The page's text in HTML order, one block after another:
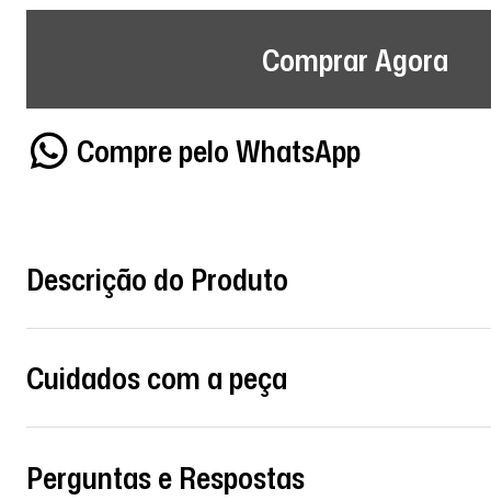
Comprar Agora
Compre pelo WhatsApp
Descrição do Produto
Cuidados com a peça
Perguntas e Respostas